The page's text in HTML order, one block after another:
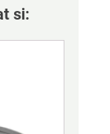
si: